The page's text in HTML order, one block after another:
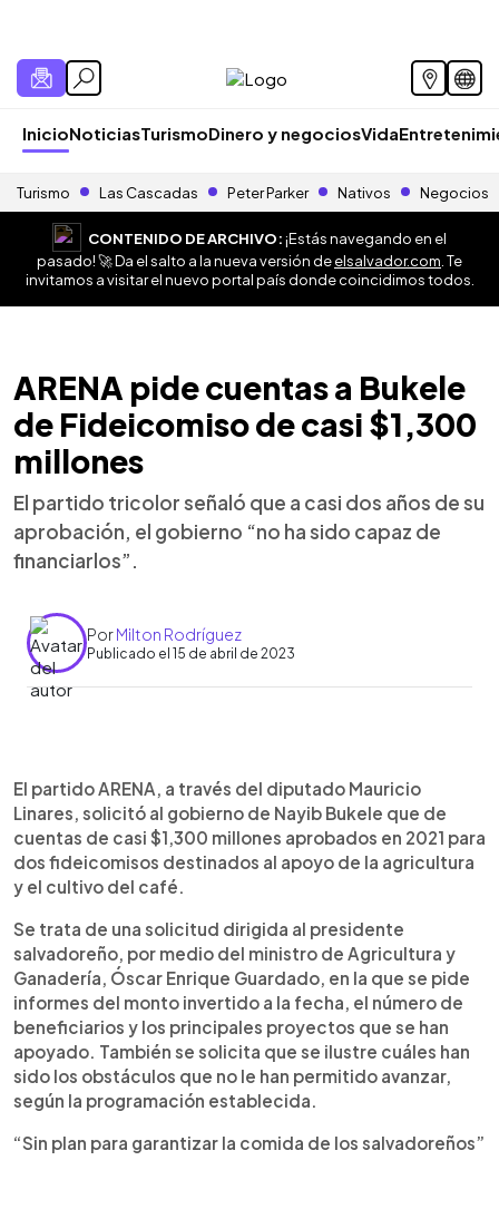
InicioNoticiasTurismoDinero y negociosVida
Turismo Las Cascadas Peter Parker Nativos Negocios
CONTENIDO DE ARCHIVO:¡Estás navegando en el
pasado! 🚀 Da el salto a la nueva versión deelsalvador.com . Te
invitamos a visitar el nuevo portal país donde coincidimos todos.
ARENA pide cuentas a Bukele
de Fideicomiso de casi $1,300
millones
El partido tricolor señaló que a casi dos años de su
aprobación, el gobierno “no ha sido capaz de
financiarlos”.
PorMilton Rodríguez
Publicado el 15 de abril de 2023
► Escuchar artículo
El partido ARENA, a través del diputado Mauricio
Linares, solicitó al gobierno de Nayib Bukele que de
cuentas de casi $1,300 millones aprobados en 2021 para
dos fideicomisos destinados al apoyo de la agricultura
y el cultivo del café.
Se trata de una solicitud dirigida al presidente
salvadoreño, por medio del ministro de Agricultura y
Ganadería, Óscar Enrique Guardado, en la que se pide
informes del monto invertido a la fecha, el número de
beneficiarios y los principales proyectos que se han
apoyado. También se solicita que se ilustre cuáles han
sido los obstáculos que no le han permitido avanzar,
según la programación establecida.
“Sin plan para garantizar la comida de los salvadoreños”